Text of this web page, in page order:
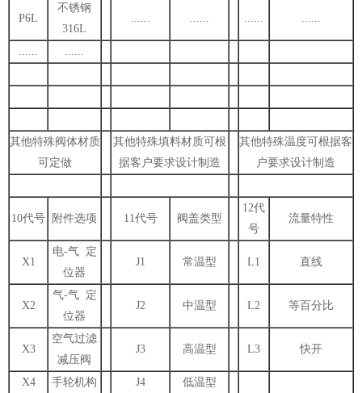
P6L
不锈钢
316L
其他特殊阀体材质
可定做
其他特殊填料材质可根
据客户要求设计制造
其他特殊温度可根据客
户要求设计制造
10代号 附件选项 11代号 阀盖类型
12代
号
流量特性
X1
电-气 定
位器
J1 常温型 L1 直线
X2
气-气 定
位器
J2 中温型 L2 等百分比
X3
空气过滤
减压阀
J3 高温型 L3 快开
X4 手轮机构 J4
低温型